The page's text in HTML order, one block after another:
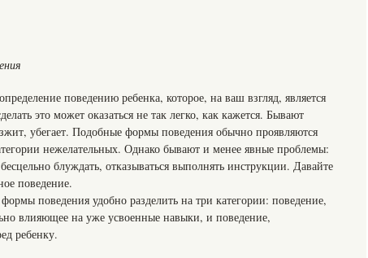
поведению ребенка, которое, на ваш взгляд, является
это может оказаться не так легко, как кажется. Бывают
убегает. Подобные формы поведения обычно проявляются
нежелательных. Однако бывают и менее явные проблемы:
блуждать, отказываться выполнять инструкции. Давайте
поведение.
поведения удобно разделить на три категории: поведение,
влияющее на уже усвоенные навыки, и поведение,
ребенку.